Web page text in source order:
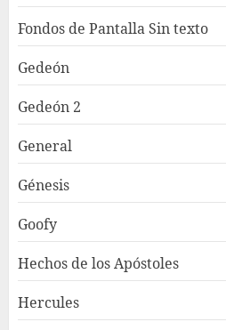
Fondos de Pantalla Sin texto
Gedeón
Gedeón 2
General
Génesis
Goofy
Hechos de los Apóstoles
Hercules